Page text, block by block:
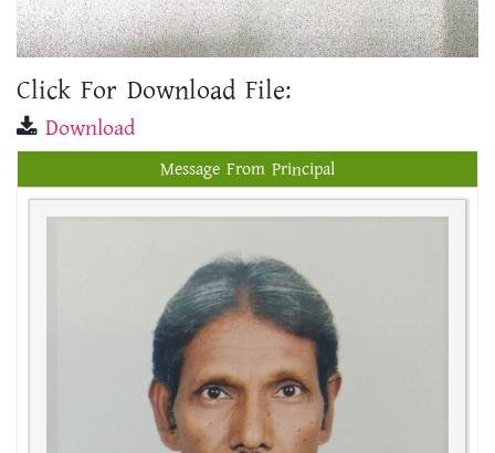
Click For Download File:
Download
Message From Principal